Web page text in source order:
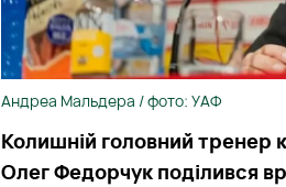
Андреа Мальдера / фото: УАФ
Колишній головний тренер
Олег Федорчук поділився